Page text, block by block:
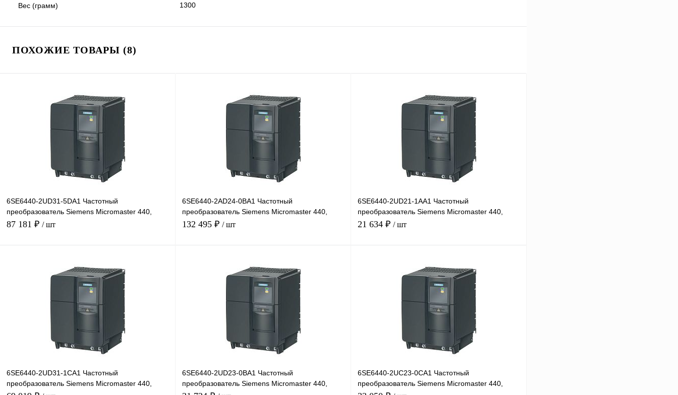
Вес (грамм) 1300
ПОХОЖИЕ ТОВАРЫ (8)
6SE6440-2UD31-5DA1 Частотный
преобразователь Siemens Micromaster 440,
15кВт, 380В
87 181 ₽ / шт
Сравнение
Под заказ
6SE6440-2AD24-0BA1 Частотный
преобразователь Siemens Micromaster 440,
4кВт, 380В
132 495 ₽ / шт
Сравнение
Под заказ
6SE6440-2UD21-1AA1 Частотный
преобразователь Siemens Micromaster 440,
1,1кВт, 380В
21 634 ₽ / шт
Сравнение
Под заказ
6SE6440-2UD31-1CA1 Частотный
преобразователь Siemens Micromaster 440,
6SE6440-2UD23-0BA1 Частотный
преобразователь Siemens Micromaster 440,
6SE6440-2UC23-0CA1 Частотный
преобразователь Siemens Micromaster 440,